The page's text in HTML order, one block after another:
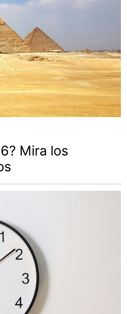
Mira los